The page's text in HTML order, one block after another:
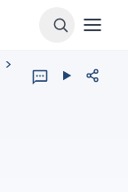
>